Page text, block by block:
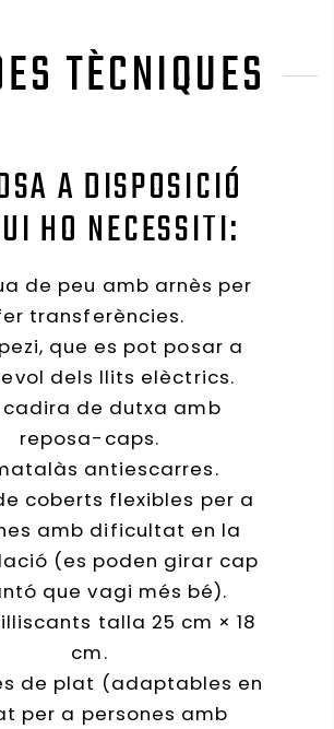
TÈCNIQUES
A DISPOSICIÓ
HO NECESSITI:
de peu amb arnès per
transferències.
que es pot posar a
dels llits elèctrics.
cadira de dutxa amb
reposa-caps.
antiescarres.
coberts flexibles per a
amb dificultat en la
(es poden girar cap
que vagi més bé).
talla 25 cm × 18
cm.
de plat (adaptables en
per a persones amb